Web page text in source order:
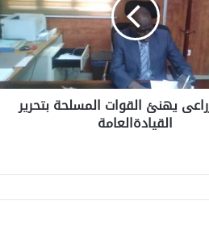
يهنئ القوات المسلحة بتحرير
القيادةالعامة